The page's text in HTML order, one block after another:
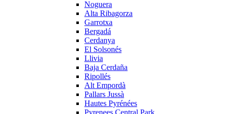
Noguera
Alta Ribagorza
Garrotxa
Bergadá
Cerdanya
El Solsonés
Llivia
Baja Cerdaña
Ripollés
Alt Empordà
Pallars Jussà
Hautes Pyrénées
Pyrenees Central Park